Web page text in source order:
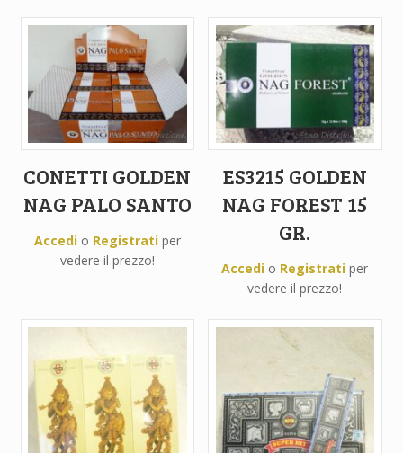
CONETTI GOLDEN
NAG PALO SANTO
Accedio Registratiper
vedere il prezzo!
ES3215 GOLDEN
NAG FOREST 15
GR.
Accedi o Registrati per
vedere il prezzo!